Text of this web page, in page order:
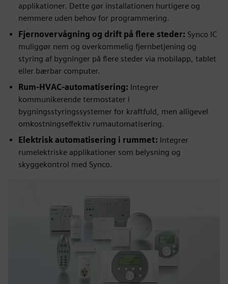
applikationer. Dette gør installationen hurtigere og
nemmere uden behov for programmering.
Fjernovervågning og drift på flere steder: Synco IC
muliggør nem og overkommelig fjernbetjening og
styring af bygninger på flere steder via mobilapp, tablet
eller bærbar computer.
Rum-HVAC-automatisering: Integrer
kommunikerende termostater i
bygningsstyringssystemer for kraftfuld, men alligevel
omkostningseffektiv rumautomatisering.
Elektrisk automatisering i rummet: Integrer
rumelektriske applikationer som belysning og
skyggekontrol med Synco.